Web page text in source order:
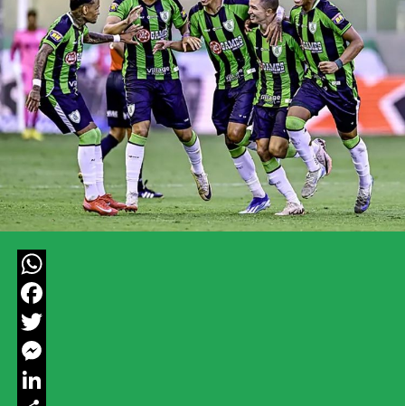
WhatsApp
Facebook
Twitter
Messenger